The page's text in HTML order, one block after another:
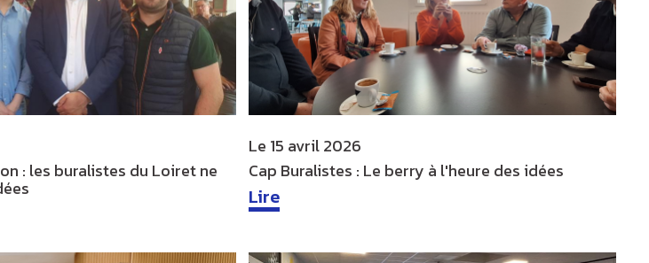
: les buralistes du Loiret ne
Le 15 avril 2026
Cap Buralistes : Le berry à l'heure des idées
Lire